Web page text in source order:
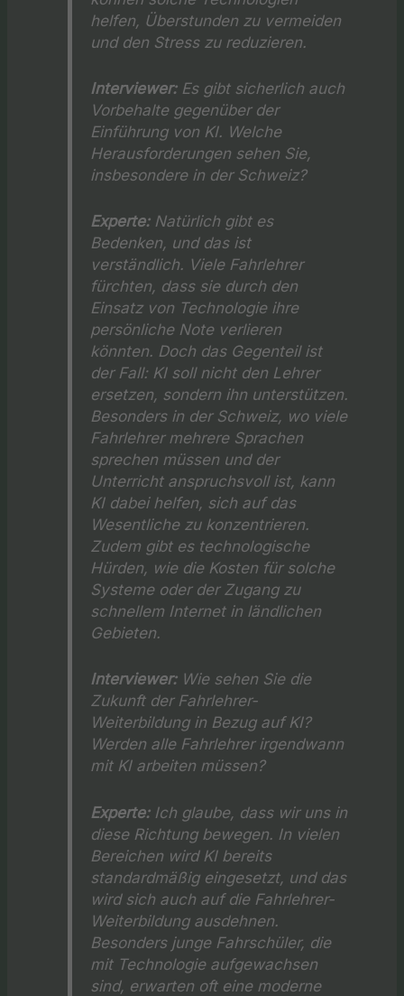
helfen, Überstunden zu vermeiden
und den Stress zu reduzieren.
Interviewer:Es gibt sicherlich auch
Vorbehalte gegenüber der
Einführung von KI. Welche
Herausforderungen sehen Sie,
insbesondere in der Schweiz?
Experte:Natürlich gibt es
Bedenken, und das ist
verständlich. Viele Fahrlehrer
fürchten, dass sie durch den
Einsatz von Technologie ihre
persönliche Note verlieren
könnten. Doch das Gegenteil ist
der Fall: KI soll nicht den Lehrer
ersetzen, sondern ihn unterstützen.
Besonders in der Schweiz, wo viele
Fahrlehrer mehrere Sprachen
sprechen müssen und der
Unterricht anspruchsvoll ist, kann
KI dabei helfen, sich auf das
Wesentliche zu konzentrieren.
Zudem gibt es technologische
Hürden, wie die Kosten für solche
Systeme oder der Zugang zu
schnellem Internet in ländlichen
Gebieten.
Interviewer:Wie sehen Sie die
Zukunft der Fahrlehrer-
Weiterbildung in Bezug auf KI?
Werden alle Fahrlehrer irgendwann
mit KI arbeiten müssen?
Experte:Ich glaube, dass wir uns in
diese Richtung bewegen. In vielen
Bereichen wird KI bereits
standardmäßig eingesetzt, und das
wird sich auch auf die Fahrlehrer-
Weiterbildung ausdehnen.
Besonders junge Fahrschüler, die
mit Technologie aufgewachsen
sind, erwarten oft eine moderne